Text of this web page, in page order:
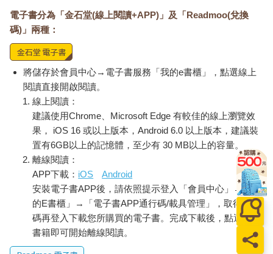
電子書分為「金石堂(線上閱讀+APP)」及「Readmoo(兌換
碼)」兩種：
將儲存於會員中心→電子書服務「我的e書櫃」，點選線上
閱讀直接開啟閱讀。
線上閱讀：
建議使用Chrome、Microsoft Edge 有較佳的線上瀏覽效
果， iOS 16 或以上版本，Android 6.0 以上版本，建議裝
置有6GB以上的記憶體，至少有 30 MB以上的容量。
離線閱讀：
APP下載： iOS
Android
安裝電子書APP後，請依照提示登入「會員中心」→「我
的E書櫃」→「電子書APP通行碼/載具管理」，取得通行
碼再登入下載您所購買的電子書。完成下載後，點選任一
書籍即可開始離線閱讀。